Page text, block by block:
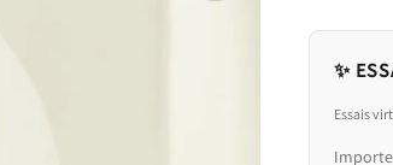
✨
Essais